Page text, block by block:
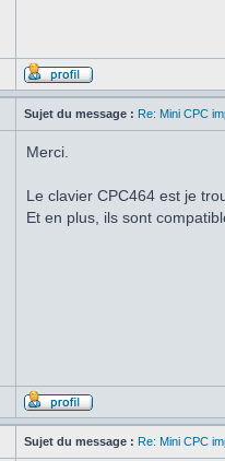
Sujet du message : Re: Mini CPC
Merci.
Le clavier CPC464 est je
Et en plus, ils sont
Sujet du message : Re: Mini CPC